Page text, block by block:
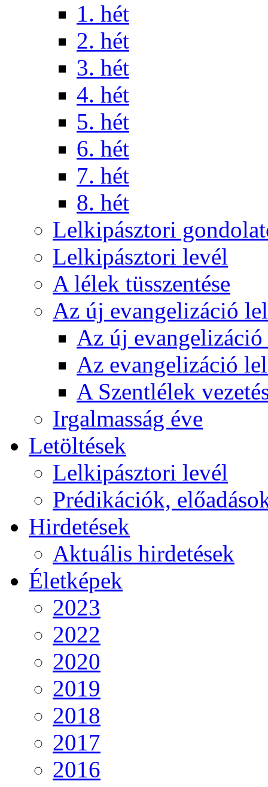
1. hét
2. hét
3. hét
4. hét
5. hét
6. hét
7. hét
8. hét
Lelkipásztori
Lelkipásztori levél
A lélek tüsszentése
Az új evangelizáció
Az új
Az evangelizáció
A Szentlélek
Irgalmasság éve
Letöltések
Lelkipásztori levél
Prédikációk,
Hirdetések
Aktuális hirdetések
Életképek
2023
2022
2020
2019
2018
2017
2016